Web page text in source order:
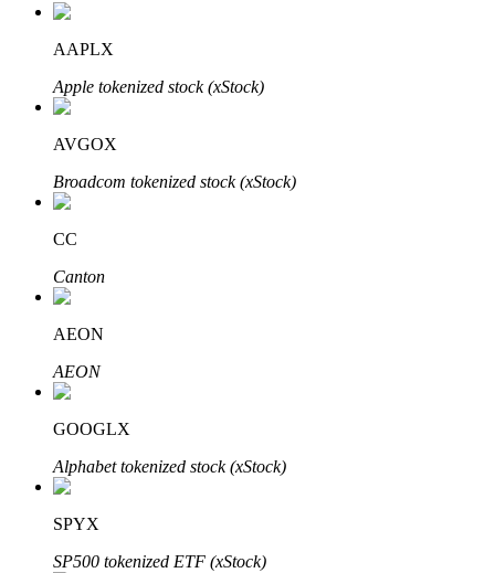
Investissement automobile
Découvrez comment gagner un revenu passif
Bitrue
AAPLX
Apple tokenized stock (xStock)
AVGOX
Broadcom tokenized stock (xStock)
CC
Canton
AEON
AEON
GOOGLX
Alphabet tokenized stock (xStock)
SPYX
SP500 tokenized ETF (xStock)